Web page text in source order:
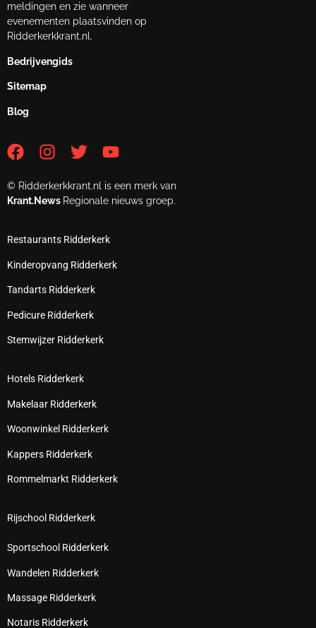
meldingen en zie wanneer
evenementen plaatsvinden op
Ridderkerkkrant.nl.
Bedrijvengids
Sitemap
Blog
© Ridderkerkkrant.nl is een merk van
Krant.News Regionale nieuws groep.
Restaurants Ridderkerk
Kinderopvang Ridderkerk
Tandarts Ridderkerk
Pedicure Ridderkerk
Stemwijzer Ridderkerk
Hotels Ridderkerk
Makelaar Ridderkerk
Woonwinkel Ridderkerk
Kappers Ridderkerk
Rommelmarkt Ridderkerk
Rijschool Ridderkerk
Sportschool Ridderkerk
Wandelen Ridderkerk
Massage Ridderkerk
Notaris Ridderkerk